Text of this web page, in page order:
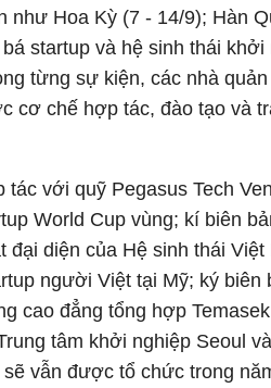
Hoa Kỳ (7 - 14/9); Hàn
startup và hệ sinh thái
từng sự kiện, các nhà
cơ chế hợp tác, đào tạo và
với quỹ Pegasus Tech
World Cup vùng; kí biên
diện của Hệ sinh thái Việt
người Việt tại Mỹ; ký biên
cao đẳng tổng hợp
tâm khởi nghiệp Seoul
vẫn được tổ chức trong